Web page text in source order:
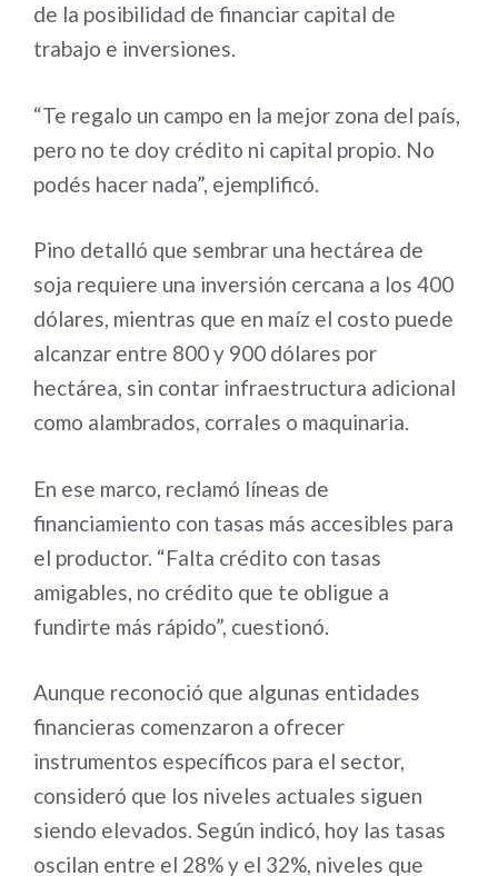
de la posibilidad de financiar capital de
trabajo e inversiones.
“Te regalo un campo en la mejor zona del país,
pero no te doy crédito ni capital propio. No
podés hacer nada”, ejemplificó.
Pino detalló que sembrar una hectárea de
soja requiere una inversión cercana a los 400
dólares, mientras que en maíz el costo puede
alcanzar entre 800 y 900 dólares por
hectárea, sin contar infraestructura adicional
como alambrados, corrales o maquinaria.
En ese marco, reclamó líneas de
financiamiento con tasas más accesibles para
el productor. “Falta crédito con tasas
amigables, no crédito que te obligue a
fundirte más rápido”, cuestionó.
Aunque reconoció que algunas entidades
financieras comenzaron a ofrecer
instrumentos específicos para el sector,
consideró que los niveles actuales siguen
siendo elevados. Según indicó, hoy las tasas
oscilan entre el 28% y el 32%, niveles que